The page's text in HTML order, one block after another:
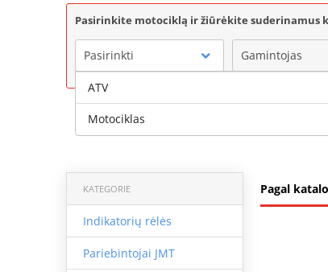
Pasirinkite motociklą ir žiūrėkite suderinamus
Pasirinkti Gamintojas
Pagal
KATEGORIE
Indikatorių rėlės
Pariebintojai JMT
ATV
Motociklas